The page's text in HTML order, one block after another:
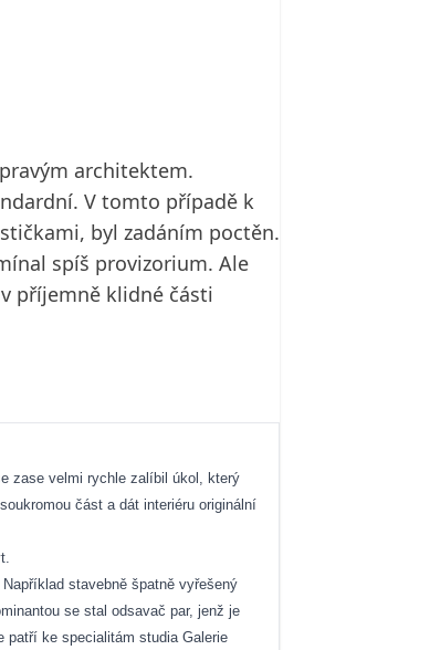
architektem.
V tomto případě k
byl zadáním poctěn.
spíš provizorium. Ale
příjemně klidné části
zase velmi rychle zalíbil úkol, který
část a dát interiéru originální
stavebně špatně vyřešený
se stal odsavač par, jenž je
patří ke specialitám studia Galerie